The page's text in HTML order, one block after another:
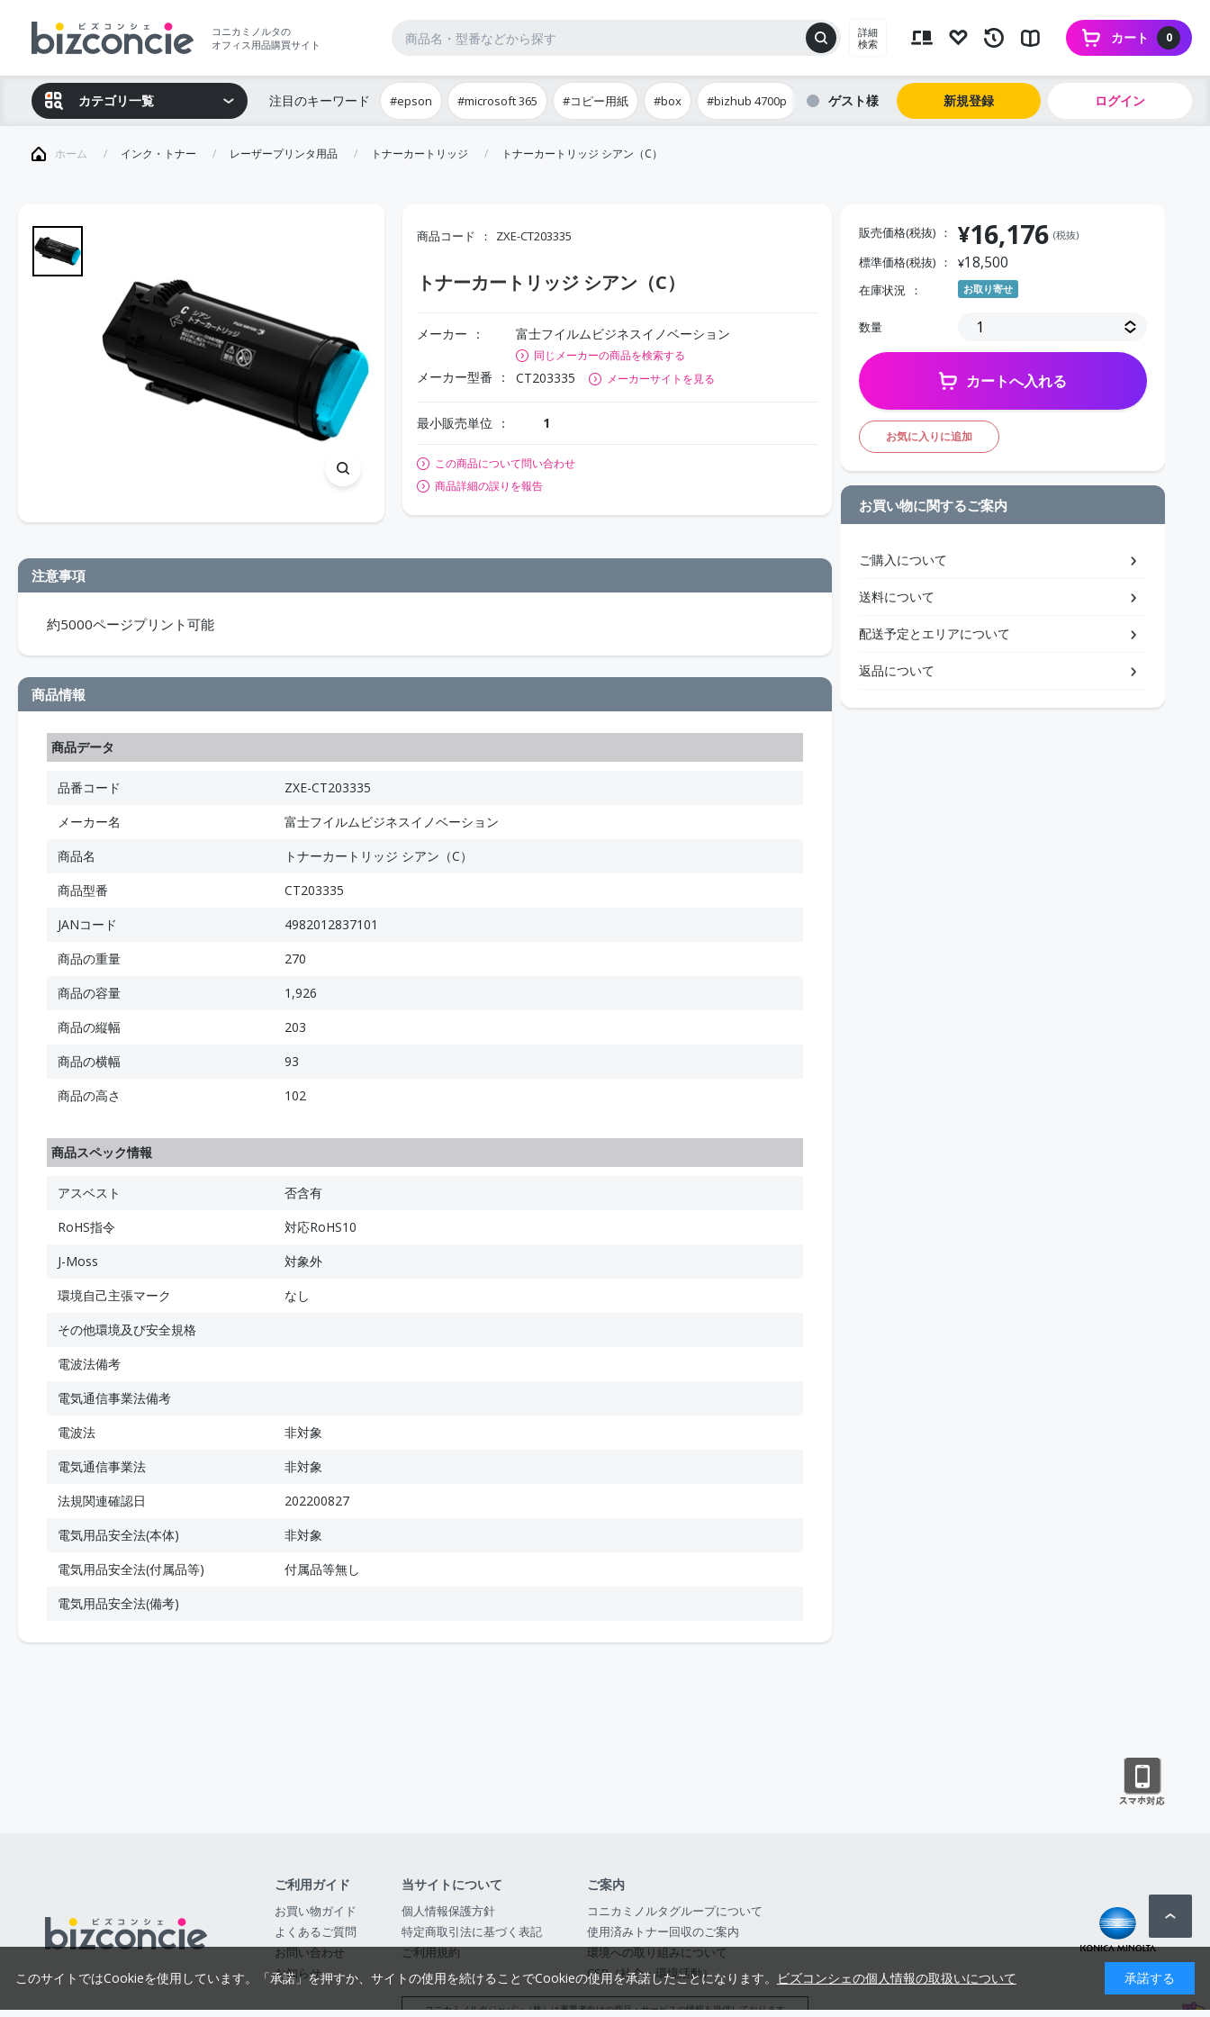
コニカミノルタの
オフィス用品購買サイト
詳細
検索
0
カート
カテゴリ一覧 注目のキーワード #epson #microsoft 365 #コピー用紙 #box #bizhub 4700p ゲスト 新規登録 ログイン
ホーム インク・トナー レーザープリンタ用品 トナーカートリッジ トナーカートリッジ シアン（C）
商品コード ZXE-CT203335
トナーカートリッジ シアン（C）
メーカー 富士フイルムビジネスイノベーション
同じメーカーの商品を検索する
メーカー型番 CT203335 メーカーサイトを見る
最小販売単位 1
この商品について問い合わせ
商品詳細の誤りを報告
注意事項
約5000ページプリント可能
商品情報
商品データ
品番コード
ZXE-CT203335
メーカー名
富士フイルムビジネスイノベーション
商品名
トナーカートリッジ シアン（C）
商品型番
CT203335
JANコード
4982012837101
商品の重量
270
商品の容量
1,926
商品の縦幅
203
商品の横幅
93
商品の高さ
102
商品スペック情報
アスベスト
否含有
RoHS指令
対応RoHS10
J-Moss
対象外
環境自己主張マーク
なし
その他環境及び安全規格
電波法備考
電気通信事業法備考
電波法
非対象
電気通信事業法
非対象
法規関連確認日
202200827
電気用品安全法(本体)
非対象
電気用品安全法(付属品等)
付属品等無し
電気用品安全法(備考)
販売価格(税抜) ¥16,176 (税抜)
標準価格(税抜) ¥18,500
在庫状況 お取り寄せ
数量
カートへ入れる
お気に入りに追加
お買い物に関するご案内
ご購入について
送料について
配送予定とエリアについて
返品について
ご利用ガイド
お買い物ガイド
よくあるご質問
お問い合わせ
お知らせ
当サイトについて
個人情報保護方針
特定商取引法に基づく表記
ご利用規約
ご案内
コニカミノルタグループについて
使用済みトナー回収のご案内
環境への取り組みについて
CSR（社会・環境活動）
コニカミノルタジャパン（株）は事業者向けの商品・サービスの情報を提供しております
このサイトではCookieを使用しています。「承諾」を押すか、サイトの使用を続けることでCookieの使用を承諾したことになります。 ビズコンシェの個人情報の取扱いについて 承諾する